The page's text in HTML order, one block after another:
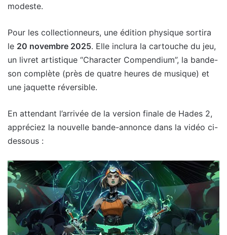
modeste.
Pour les collectionneurs, une édition physique sortira
le 20 novembre 2025. Elle inclura la cartouche du jeu,
un livret artistique “Character Compendium”, la bande-
son complète (près de quatre heures de musique) et
une jaquette réversible.
En attendant l’arrivée de la version finale de Hades 2,
appréciez la nouvelle bande-annonce dans la vidéo ci-
dessous :